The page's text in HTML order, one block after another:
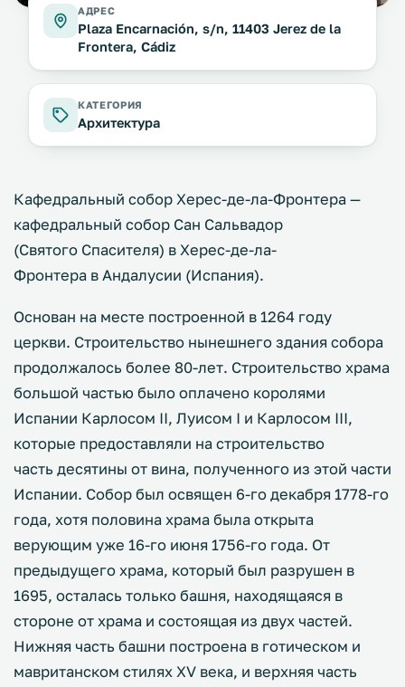
АДРЕС
Plaza Encarnación, s/n, 11403 Jerez de la
Frontera, Cádiz
КАТЕГОРИЯ
Архитектура
Кафедральный собор Херес-де-ла-Фронтера —
кафедральный собор Сан Сальвадор
(Святого Спасителя) в Херес-де-ла-
Фронтера в Андалусии (Испания).
Основан на месте построенной в 1264 году
церкви. Строительство нынешнего здания собора
продолжалось более 80-лет. Строительство храма
большой частью было оплачено королями
Испании Карлосом II, Луисом I и Карлосом III,
которые предоставляли на строительство
часть десятины от вина, полученного из этой части
Испании. Собор был освящен 6-го декабря 1778-го
года, хотя половина храма была открыта
верующим уже 16-го июня 1756-го года. От
предыдущего храма, который был разрушен в
1695, осталась только башня, находящаяся в
стороне от храма и состоящая из двух частей.
Нижняя часть башни построена в готическом и
мавританском стилях XV века, и верхняя часть